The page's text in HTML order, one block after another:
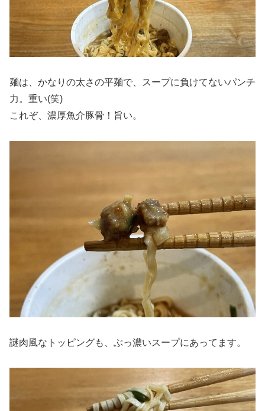
麺は、かなりの太さの平麺で、スープに負けてないパンチ
力。重い(笑)
これぞ、濃厚魚介豚骨！旨い。
謎肉風なトッピングも、ぶっ濃いスープにあってます。